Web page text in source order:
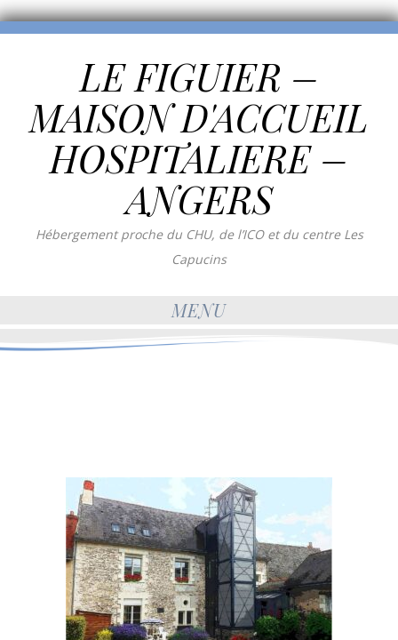
LE FIGUIER –
MAISON D'ACCUEIL
HOSPITALIERE –
ANGERS
Hébergement proche du CHU, de l’ICO et du centre Les
Capucins
MENU